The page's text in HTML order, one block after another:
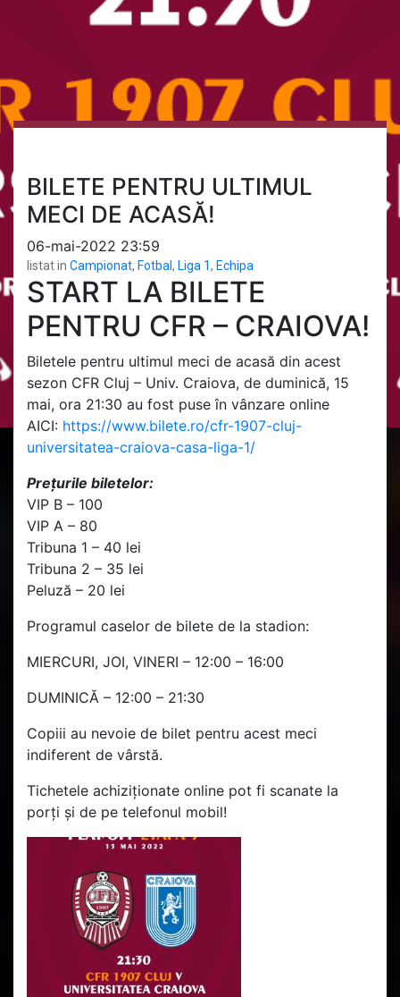
BILETE PENTRU ULTIMUL
MECI DE ACASĂ!
06-mai-2022 23:59
listat in Campionat, Fotbal, Liga 1, Echipa
START LA BILETE
PENTRU CFR – CRAIOVA!
Biletele pentru ultimul meci de acasă din acest
sezon CFR Cluj – Univ. Craiova, de duminică, 15
mai, ora 21:30 au fost puse în vânzare online
AICI: https://www.bilete.ro/cfr-1907-cluj-
universitatea-craiova-casa-liga-1/
Prețurile biletelor:
VIP B – 100
VIP A – 80
Tribuna 1 – 40 lei
Tribuna 2 – 35 lei
Peluză – 20 lei
Programul caselor de bilete de la stadion:
MIERCURI, JOI, VINERI – 12:00 – 16:00
DUMINICĂ – 12:00 – 21:30
Copiii au nevoie de bilet pentru acest meci
indiferent de vârstă.
Tichetele achiziționate online pot fi scanate la
porți și de pe telefonul mobil!